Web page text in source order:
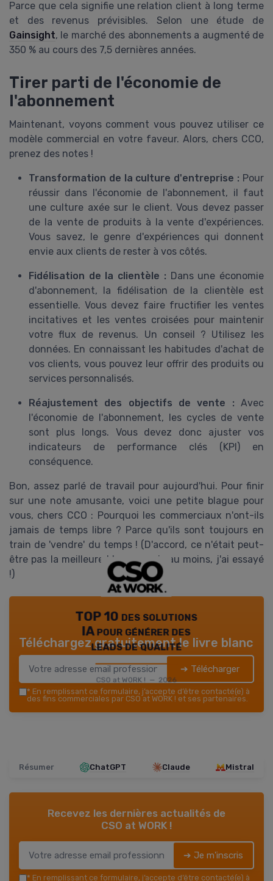
Parce que cela signifie une relation client à long terme
et des revenus prévisibles. Selon une étude de
Gainsight, le marché des abonnements a augmenté de
350 % au cours des 7,5 dernières années.
Tirer parti de l'économie de
l'abonnement
Maintenant, voyons comment vous pouvez utiliser ce
modèle commercial en votre faveur. Alors, chers CCO,
prenez des notes !
Transformation de la culture d'entreprise : Pour
réussir dans l'économie de l'abonnement, il faut
une culture axée sur le client. Vous devez passer
de la vente de produits à la vente d'expériences.
Vous savez, le genre d'expériences qui donnent
envie aux clients de rester à vos côtés.
Fidélisation de la clientèle : Dans une économie
d'abonnement, la fidélisation de la clientèle est
essentielle. Vous devez faire fructifier les ventes
incitatives et les ventes croisées pour maintenir
votre flux de revenus. Un conseil ? Utilisez les
données. En connaissant les habitudes d'achat de
vos clients, vous pouvez leur offrir des produits ou
services personnalisés.
Réajustement des objectifs de vente : Avec
l'économie de l'abonnement, les cycles de vente
sont plus longs. Vous devez donc ajuster vos
indicateurs de performance clés (KPI) en
conséquence.
Bon, assez parlé de travail pour aujourd'hui. Pour finir
sur une note amusante, voici une petite blague pour
vous, chers CCO : Pourquoi les commerciaux n'ont-ils
jamais de temps libre ? Parce qu'ils sont toujours en
train de 'vendre' du temps ! (D'accord, ce n'était peut-
être pas la meilleure blague, mais au moins, j'ai essayé
!)
TOP 10 des solutions
IA pour générer des
leads de qualité
CSO at WORK ! — 2026
Téléchargez gratuitement le livre blanc
➔ Télécharger
* En remplissant ce formulaire, j’accepte d’être contacté(e) à
des fins commerciales par CSO at WORK ! et ses partenaires.
Résumer ChatGPT Claude Mistral
Recevez les dernières actualités de
CSO at WORK !
➔ Je m'inscris
* En remplissant ce formulaire, j’accepte d’être contacté(e) à